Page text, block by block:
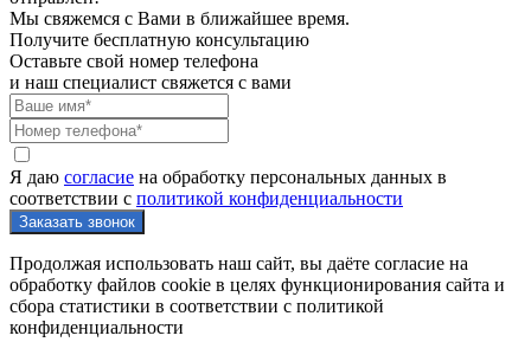
Мы свяжемся с Вами в ближайшее время.
Получите бесплатную консультацию
Оставьте свой номер телефона
и наш специалист свяжется с вами
Я даю согласие на обработку персональных данных в
соответствии с политикой конфиденциальности
Продолжая использовать наш сайт, вы даёте согласие на
обработку файлов cookie в целях функционирования сайта и
сбора статистики в соответствии с политикой
конфиденциальности